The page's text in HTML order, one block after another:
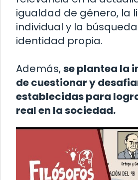
igualdad de género, la
individual y la
identidad propia.
Además,se plantea la
de cuestionar y
establecidas para
real en la sociedad.